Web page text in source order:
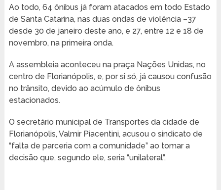
Ao todo, 64 ônibus já foram atacados em todo Estado
de Santa Catarina, nas duas ondas de violência –37
desde 30 de janeiro deste ano, e 27, entre 12 e 18 de
novembro, na primeira onda.
A assembleia aconteceu na praça Nações Unidas, no
centro de Florianópolis, e, por si só, já causou confusão
no trânsito, devido ao acúmulo de ônibus
estacionados.
O secretário municipal de Transportes da cidade de
Florianópolis, Valmir Piacentini, acusou o sindicato de
“falta de parceria com a comunidade” ao tomar a
decisão que, segundo ele, seria “unilateral”.